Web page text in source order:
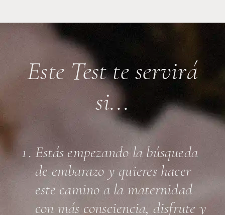
Este Test te servirá
si...
Estás empezando la búsqueda
de embarazo y quieres hacer
este camino a la maternidad
con más consciencia, disfrute y